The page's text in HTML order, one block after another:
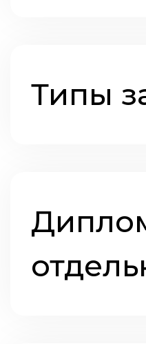
Типы